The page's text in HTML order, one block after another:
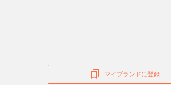
マイブランドに登録